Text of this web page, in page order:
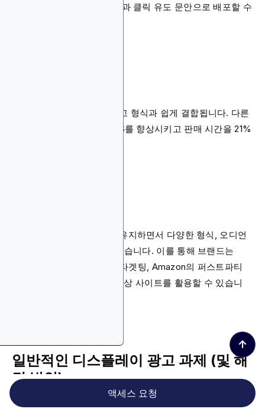
정할 수 있는 다양한 비주얼과 클릭 유도 문안으로 배포할 수
디스플레이 광고는 다른 광고 형식과 쉽게 결합됩니다. 다른
광고 형식과 결합하면 ROAS를 향상시키고 판매 시간을 21%
디스플레이 광고는 효과를 유지하면서 다양한 형식, 오디언
스, 디바이스에 적용할 수 있습니다. 이를 통해 브랜드는
Blockchain-Ads의 정밀한 타겟팅, Amazon의 퍼스트파티
생태계, GDN의 200만 개 이상 사이트를 활용할 수 있습니
일반적인 디스플레이 광고 과제 (및 해
결 방안)
↑
액세스 요청